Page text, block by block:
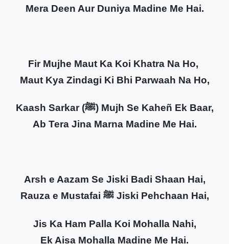
Mera Deen Aur Duniya Madine Me Hai.
Fir Mujhe Maut Ka Koi Khatra Na Ho,
Maut Kya Zindagi Ki Bhi Parwaah Na Ho,
Kaash Sarkar (ﷺ) Mujh Se Kaheñ Ek Baar,
Ab Tera Jina Marna Madine Me Hai.
Arsh e Aazam Se Jiski Badi Shaan Hai,
Rauza e Mustafai ﷺ Jiski Pehchaan Hai,
Jis Ka Ham Palla Koi Mohalla Nahi,
Ek Aisa Mohalla Madine Me Hai.